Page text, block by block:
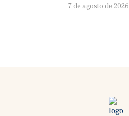
7 de agosto de 2026